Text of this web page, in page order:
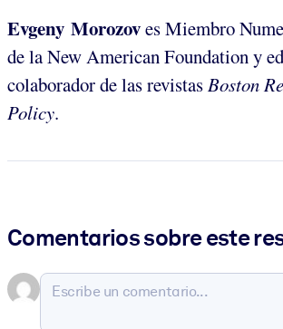
Evgeny Morozoves Miembro
de la New American Foundation y
colaborador de las revistasBoston
Policy.
Comentarios sobre este